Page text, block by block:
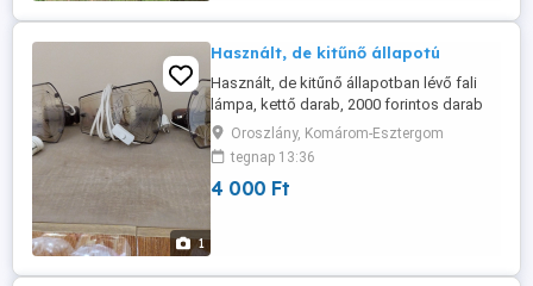
1
Használt, de kitűnő állapotú
Használt, de kitűnő állapotban lévő fali
lámpa, kettő darab, 2000 forintos darab
áron kizárólag személyes megtekintés
után készpénzért eladó.
Oroszlány, Komárom-Esztergom
tegnap 13:36
4 000 Ft